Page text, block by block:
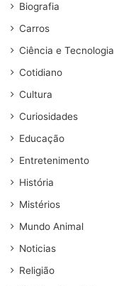
Biografia
Carros
Ciência e Tecnologia
Cotidiano
Cultura
Curiosidades
Educação
Entretenimento
História
Mistérios
Mundo Animal
Noticias
Religião